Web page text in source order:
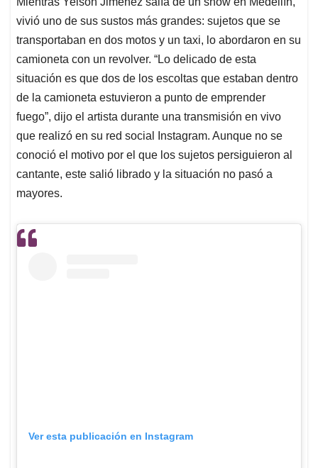
s
A
p
p
b
o
o
k
e
d
I
n
l
a
d
s
vivió uno de sus sustos más grandes: sujetos que se
transportaban en dos motos y un taxi, lo abordaron en su
camioneta con un revolver. “Lo delicado de esta
situación es que dos de los escoltas que estaban dentro
de la camioneta estuvieron a punto de emprender
fuego”, dijo el artista durante una transmisión en vivo
que realizó en su red social Instagram. Aunque no se
conoció el motivo por el que los sujetos persiguieron al
cantante, este salió librado y la situación no pasó a
mayores.
Ver esta publicación en Instagram